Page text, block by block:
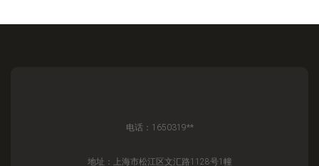
电话：1650319**
地址：上海市松江区文汇路1128号1幢